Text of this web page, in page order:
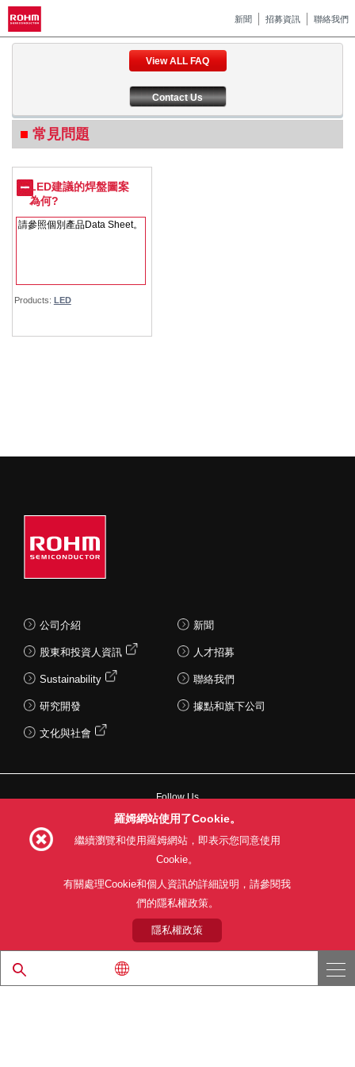
新聞 招募資訊 聯絡我們
View ALL FAQ
Contact Us
常見問題
LED建議的焊盤圖案
為何?
請參照個別產品Data Sheet。
Products: LED
公司介紹
股東和投資人資訊
Sustainability
研究開發
文化與社會
新聞
人才招募
聯絡我們
據點和旗下公司
Follow Us
網站使用條款 利用目的 隱私權政策
網站地圖
關於本公司產品銷售之標準條款(PDF)
© 1997 - 2026 ROHM CO., LTD. ALL RIGHTS RESERVED.
羅姆網站使用了Cookie。
繼續瀏覽和使用羅姆網站，即表示您同意使用
Cookie。
有關處理Cookie和個人資訊的詳細說明，請參閱我
們的隱私權政策。
隱私權政策